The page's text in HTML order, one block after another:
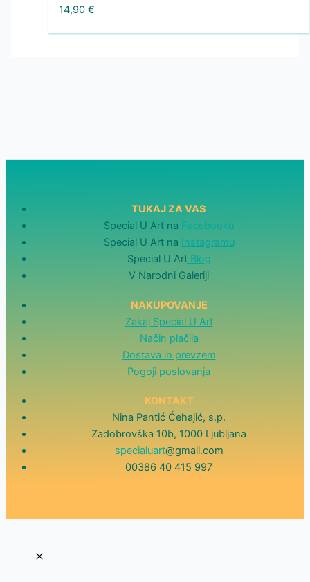
14,90€
TUKAJ ZA VAS
Special U Art na Facebooku
Special U Art na Instagramu
Special U ArtBlog
V Narodni Galeriji
NAKUPOVANJE
Zakaj Special U Art
Način plačila
Dostava in prevzem
Pogoji poslovanja
KONTAKT
Nina Pantić Ćehajić, s.p.
Zadobrovška 10b, 1000 Ljubljana
specialuart@gmail.com
00386 40 415 997